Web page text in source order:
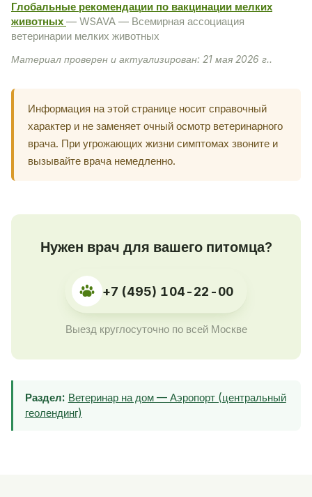
Глобальные рекомендации по вакцинации мелких
животных — WSAVA — Всемирная ассоциация
ветеринарии мелких животных
Материал проверен и актуализирован: 21 мая 2026 г..
Информация на этой странице носит справочный
характер и не заменяет очный осмотр ветеринарного
врача. При угрожающих жизни симптомах звоните и
вызывайте врача немедленно.
Нужен врач для вашего питомца?
+7 (495) 104-22-00
Выезд круглосуточно по всей Москве
Раздел: Ветеринар на дом — Аэропорт (центральный
геолендинг)